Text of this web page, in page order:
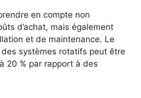
en compte non
d’achat, mais également
et de maintenance. Le
systèmes rotatifs peut être
20 % par rapport à des